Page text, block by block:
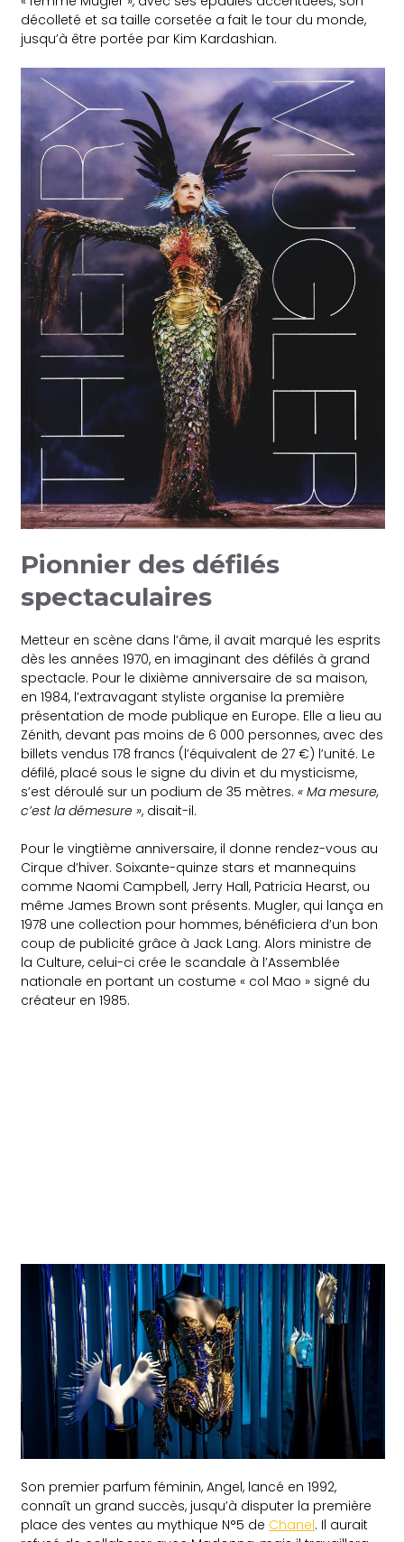
décolleté et sa taille corsetée a fait le tour du monde,
jusqu’à être portée par Kim Kardashian.
Pionnier des défilés
spectaculaires
Metteur en scène dans l’âme, il avait marqué les esprits
dès les années 1970, en imaginant des défilés à grand
spectacle. Pour le dixième anniversaire de sa maison,
en 1984, l’extravagant styliste organise la première
présentation de mode publique en Europe. Elle a lieu au
Zénith, devant pas moins de 6 000 personnes, avec des
billets vendus 178 francs (l’équivalent de 27 €) l’unité. Le
défilé, placé sous le signe du divin et du mysticisme,
s’est déroulé sur un podium de 35 mètres.« Ma mesure,
c’est la démesure », disait-il.
Pour le vingtième anniversaire, il donne rendez-vous au
Cirque d’hiver. Soixante-quinze stars et mannequins
comme Naomi Campbell, Jerry Hall, Patricia Hearst, ou
même James Brown sont présents. Mugler, qui lança en
1978 une collection pour hommes, bénéficiera d’un bon
coup de publicité grâce à Jack Lang. Alors ministre de
la Culture, celui-ci crée le scandale à l’Assemblée
nationale en portant un costume « col Mao » signé du
créateur en 1985.
Son premier parfum féminin, Angel, lancé en 1992,
connaît un grand succès, jusqu’à disputer la première
place des ventes au mythique N°5 de Chanel. Il aurait